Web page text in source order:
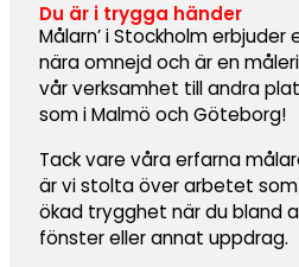
Du är i trygga händer
Målarn’ i Stockholm
nära omnejd och är en
vår verksamhet till andra
som i Malmö och Göteborg!
Tack vare våra erfarna
är vi stolta över arbetet
ökad trygghet när du bland
fönster eller annat uppdrag.